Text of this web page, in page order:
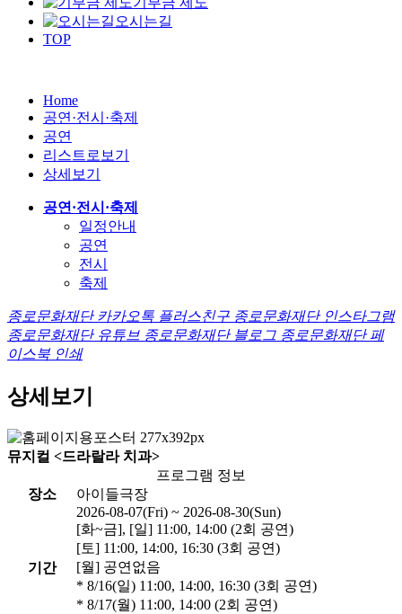
오시는길
TOP
Home
공연·전시·축제
공연
리스트로보기
상세보기
공연·전시·축제
일정안내
공연
전시
축제
종로문화재단 카카오톡 플러스친구 종로문화재단 인스타그램
종로문화재단 유튜브 종로문화재단 블로그 종로문화재단 페
이스북 인쇄
상세보기
뮤지컬 <드라랄라 치과>
프로그램 정보
장소
아이들극장
기간
2026-08-07(Fri) ~ 2026-08-30(Sun)
[화~금], [일] 11:00, 14:00 (2회 공연)
[토] 11:00, 14:00, 16:30 (3회 공연)
[월] 공연없음
* 8/16(일) 11:00, 14:00, 16:30 (3회 공연)
* 8/17(월) 11:00, 14:00 (2회 공연)